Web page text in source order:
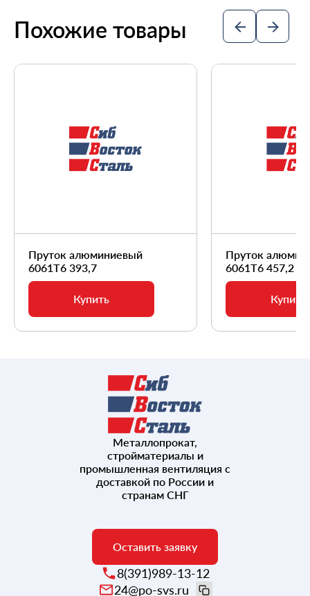
Похожие товары
Пруток алюминиевый
6061Т6 393,7
Купить
Пруток
6061Т6 457,2
Купить
Металлопрокат,
стройматериалы и
промышленная вентиляция с
доставкой по России и
странам СНГ
Оставить заявку
8(391)989-13-12
24@po-svs.ru